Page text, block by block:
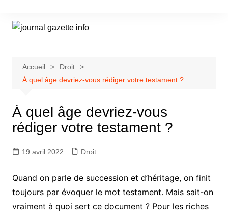
contenu
Accueil
Droit
À quel âge devriez-vous rédiger votre testament ?
À quel âge devriez-vous
rédiger votre testament ?
19 avril 2022 Droit
Quand on parle de succession et d’héritage, on finit
toujours par évoquer le mot testament. Mais sait-on
vraiment à quoi sert ce document ? Pour les riches